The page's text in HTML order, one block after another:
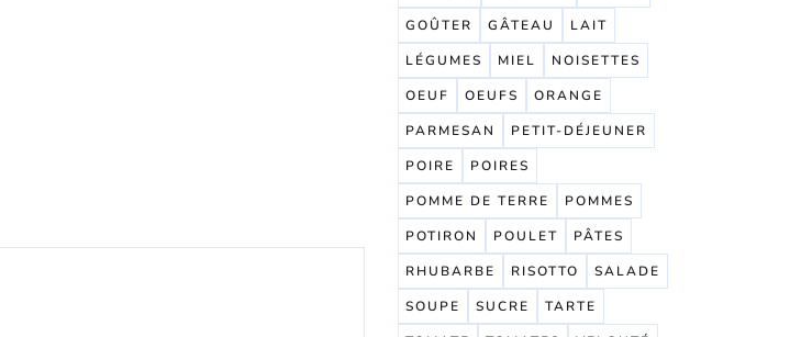
GOÛTER
GÂTEAU
LAIT
LÉGUMES
MIEL
NOISETTES
OEUF
OEUFS
ORANGE
PARMESAN
PETIT-DÉJEUNER
POIRE
POIRES
POMME DE TERRE
POMMES
POTIRON
POULET
PÂTES
RHUBARBE
RISOTTO
SALADE
SOUPE
SUCRE
TARTE